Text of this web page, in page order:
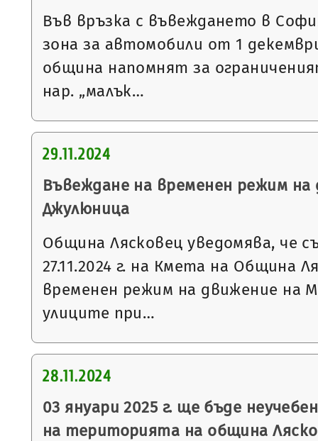
Във връзка с въвеждането в
зона за автомобили от 1
община напомнят за
нар. „малък…
29.11.2024
Въвеждане на временен режим
Джулюница
Община Лясковец уведомява, че
27.11.2024 г. на Кмета на Община
временен режим на движение на
улиците при…
28.11.2024
03 януари 2025 г. ще бъде
на територията на община